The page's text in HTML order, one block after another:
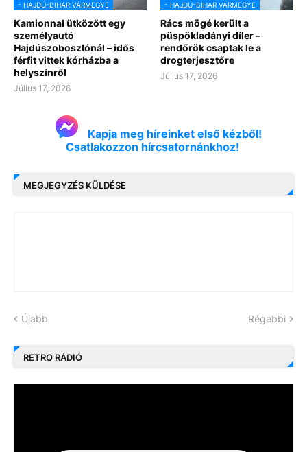
- HAJDÚ-BIHAR VÁRMEGYE
Kamionnal ütközött egy
személyautó
Hajdúszoboszlónál – idős
férfit vittek kórházba a
helyszínről
Július 17, 2026
- HAJDÚ-BIHAR VÁRMEGYE
Rács mögé került a
püspökladányi díler –
rendőrök csaptak le a
drogterjesztőre
Július 17, 2026
Kapja meg híreinket első kézből!
Csatlakozzon hírcsatornánkhoz!
MEGJEGYZÉS KÜLDÉSE
Újabb Régebbi
RETRO RÁDIÓ